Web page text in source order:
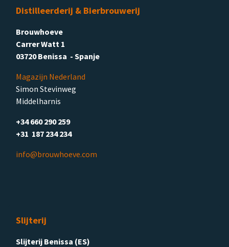
Distilleerderij & Bierbrouwerij
Brouwhoeve
Carrer Watt 1
03720 Benissa - Spanje
Magazijn Nederland
Simon Stevinweg
Middelharnis
+34 660 290 259
+31 187 234 234
info@brouwhoeve.com
Slijterij
Slijterij Benissa (ES)